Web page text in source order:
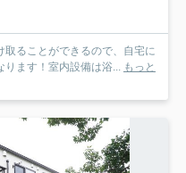
ることができるので、自宅に
ます！室内設備は浴...
もっと